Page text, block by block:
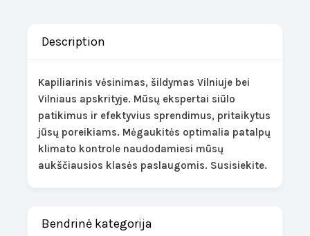
Description
Kapiliarinis vėsinimas, šildymas Vilniuje bei
Vilniaus apskrityje. Mūsų ekspertai siūlo
patikimus ir efektyvius sprendimus, pritaikytus
jūsų poreikiams. Mėgaukitės optimalia patalpų
klimato kontrole naudodamiesi mūsų
aukščiausios klasės paslaugomis. Susisiekite.
Bendrinė kategorija